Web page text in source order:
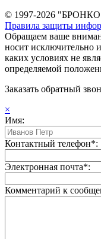
© 1997-2026
Правила защиты
Обращаем ваше
носит исключительно
каких условиях не
определяемой
Заказать обратный
×
Имя:
Контактный телефон*:
Электронная почта*:
Комментарий к